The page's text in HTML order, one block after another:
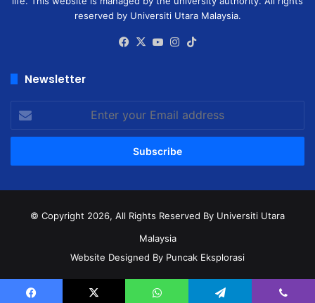
reserved by Universiti Utara Malaysia.
Facebook
X YouTubeInstagram
Newsletter
your
Email
© Copyright 2026, All Rights Reserved By Universiti Utara
Malaysia
Website Designed By Puncak Eksplorasi